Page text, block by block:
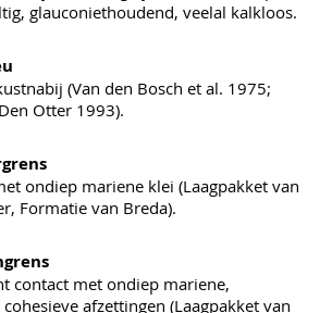
glauconiethoudend, veelal kalkloos.
(Van den Bosch et al. 1975;
Otter 1993).
ondiep mariene klei (Laagpakket van
Formatie van Breda).
contact met ondiep mariene,
afzettingen (Laagpakket van